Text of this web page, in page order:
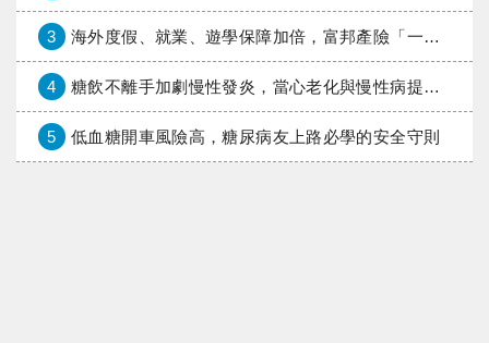
3 海外度假、就業、遊學保障加倍，富邦產險「一期逐夢」專案加碼遠距醫療與緊急救援
4 糖飲不離手加劇慢性發炎，當心老化與慢性病提早報到
5 低血糖開車風險高，糖尿病友上路必學的安全守則